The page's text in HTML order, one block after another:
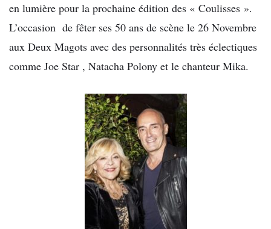
en lumière pour la prochaine édition des « Coulisses ».
L’occasion de fêter ses 50 ans de scène le 26 Novembre
aux Deux Magots avec des personnalités très éclectiques
comme Joe Star , Natacha Polony et le chanteur Mika.